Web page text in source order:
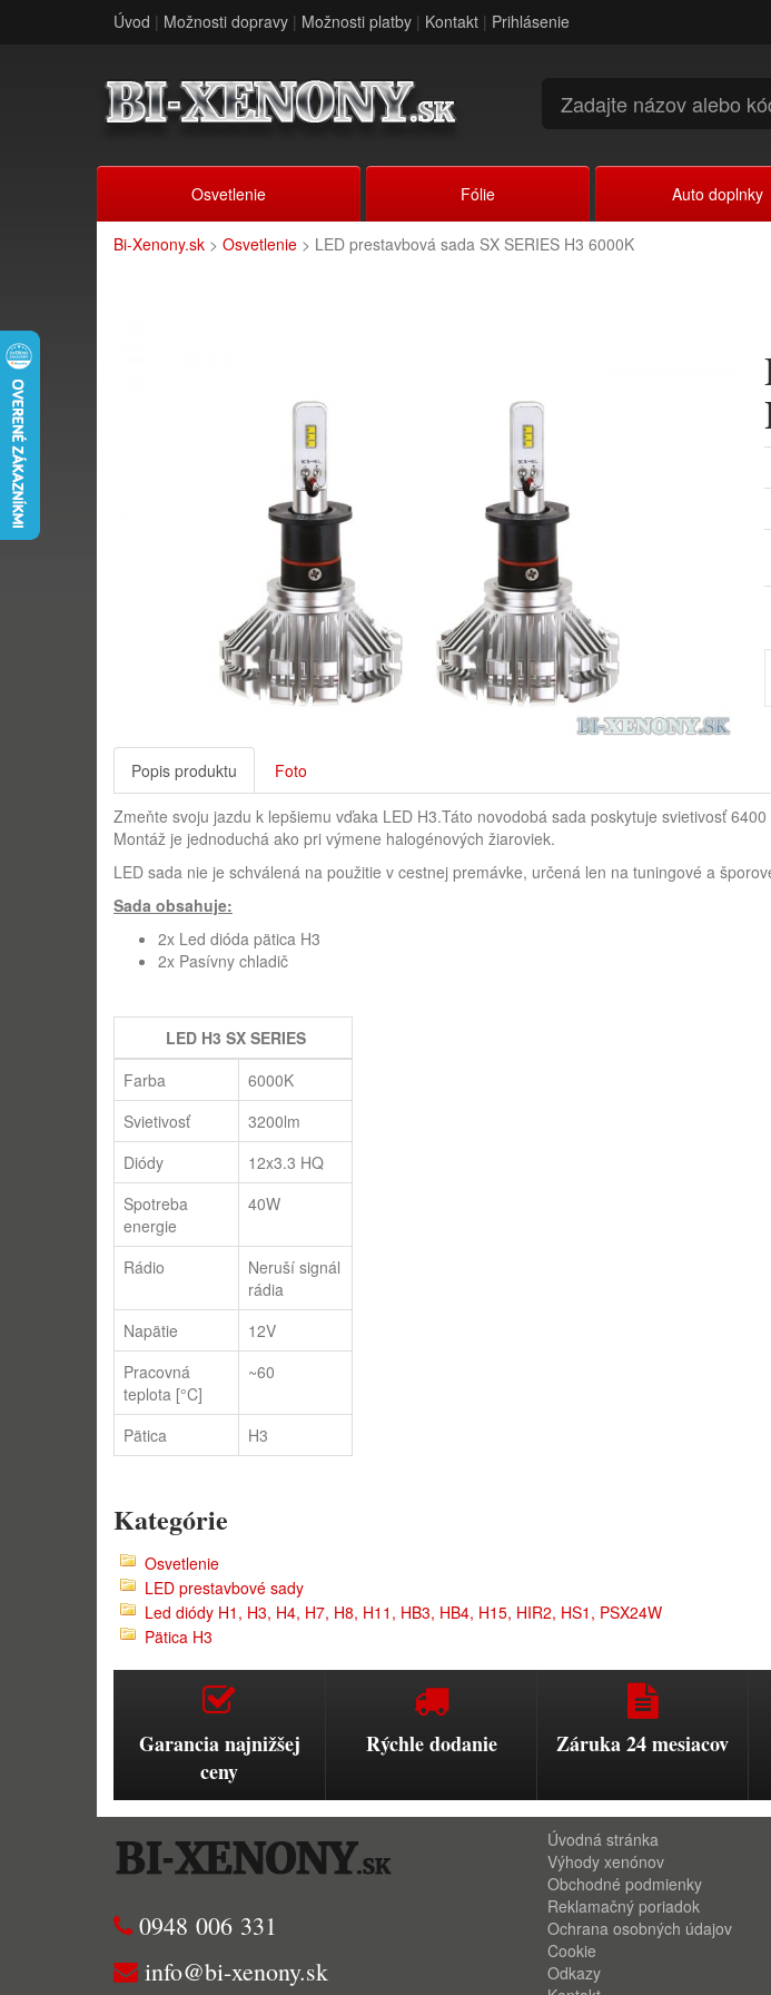
Úvod | Možnosti dopravy | Možnosti platby | Kontakt | Prihlásenie
Osvetlenie Fólie Auto doplnky
Bi-Xenony.sk > Osvetlenie > LED prestavbová sada SX SERIES H3 6000K
Popis produktu Foto
Zmeňte svoju jazdu k lepšiemu vďaka LED H3.Táto novodobá sada poskytuje svietivosť
Montáž je jednoduchá ako pri výmene halogénových žiaroviek.
LED sada nie je schválená na použitie v cestnej premávke, určená len na tuningové a
Sada obsahuje:
2x Led dióda pätica H3
2x Pasívny chladič
LED H3 SX SERIES
Farba
6000K
Svietivosť
3200lm
Diódy
12x3.3 HQ
Spotreba
energie
40W
Rádio
Neruší signál
rádia
Napätie
12V
Pracovná
teplota [°C]
~60
Pätica H3
Kategórie
Osvetlenie
LED prestavbové sady
Led diódy H1, H3, H4, H7, H8, H11, HB3, HB4, H15, HIR2, HS1, PSX24W
Pätica H3
Garancia najnižšej
ceny
Rýchle dodanie Záruka 24 mesiacov
0948 006 331
info@bi-xenony.sk
Úvodná stránka
Výhody xenónov
Obchodné podmienky
Reklamačný poriadok
Ochrana osobných údajov
Cookie
Odkazy